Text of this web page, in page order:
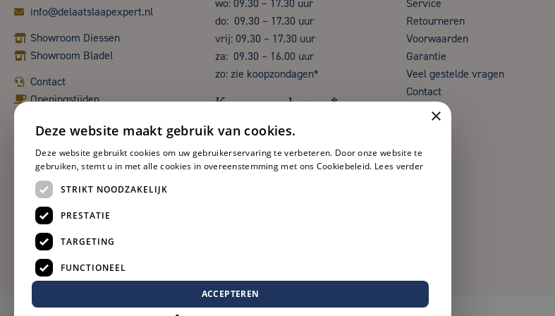
info@delaatslaapexpert.nl
Showroom Diessen
Showroom Bladel
Contact
Openingstijden
wo: 09.30 – 17.30 uur
do: 09.30 – 17.30 uur
vrij: 09.30 – 17.30 uur
za: 09.30 – 16.00 uur
zo: zie koopzondagen*
Koopzondagen*
Service
Retourneren
Voorwaarden
Garantie
Veel gestelde vragen
Contact
×
Deze website maakt gebruik van cookies.
Deze website gebruikt cookies om uw gebruikerservaring te verbeteren. Door onze website te
gebruiken, stemt u in met alle cookies in overeenstemming met ons Cookiebeleid. Lees verder
STRIKT NOODZAKELIJK
PRESTATIE
TARGETING
FUNCTIONEEL
ACCEPTEREN